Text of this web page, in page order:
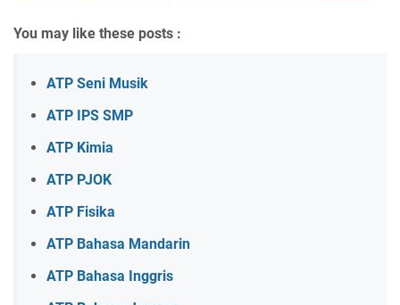
You may like these posts :
ATP Seni Musik
ATP IPS SMP
ATP Kimia
ATP PJOK
ATP Fisika
ATP Bahasa Mandarin
ATP Bahasa Inggris